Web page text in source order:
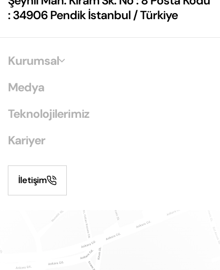
: 34906 Pendik İstanbul / Türkiye
Kurumsal
Medya
Teknolojilerimiz
Kariyer
İletişim